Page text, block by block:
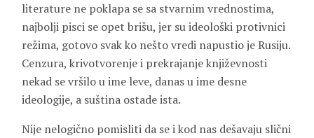
literature ne poklapa se sa stvarnim vrednostima,
najbolji pisci se opet brišu, jer su ideološki protivnici
režima, gotovo svak ko nešto vredi napustio je Rusiju.
Cenzura, krivotvorenje i prekrajanje književnosti
nekad se vršilo u ime leve, danas u ime desne
ideologije, a suština ostade ista.
Nije nelogično pomisliti da se i kod nas dešavaju slični